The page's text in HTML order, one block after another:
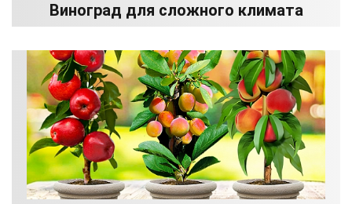
Виноград для сложного климата